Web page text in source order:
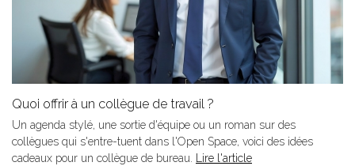
Quoi offrir à un collègue de travail ?
Un agenda stylé, une sortie d'équipe ou un roman sur des
collègues qui s'entre-tuent dans l'Open Space, voici des idées
cadeaux pour un collègue de bureau. Lire l'article